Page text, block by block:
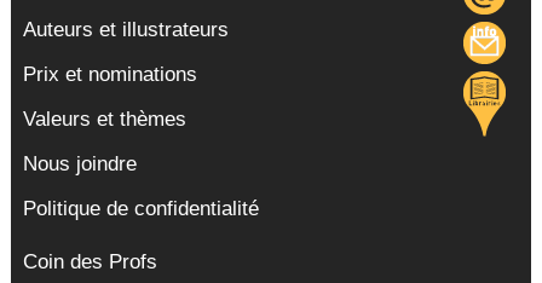
Auteurs et illustrateurs
Prix et nominations
Valeurs et thèmes
Nous joindre
Politique de confidentialité
Coin des Profs